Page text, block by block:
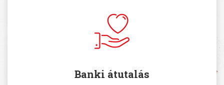
Banki átutalás